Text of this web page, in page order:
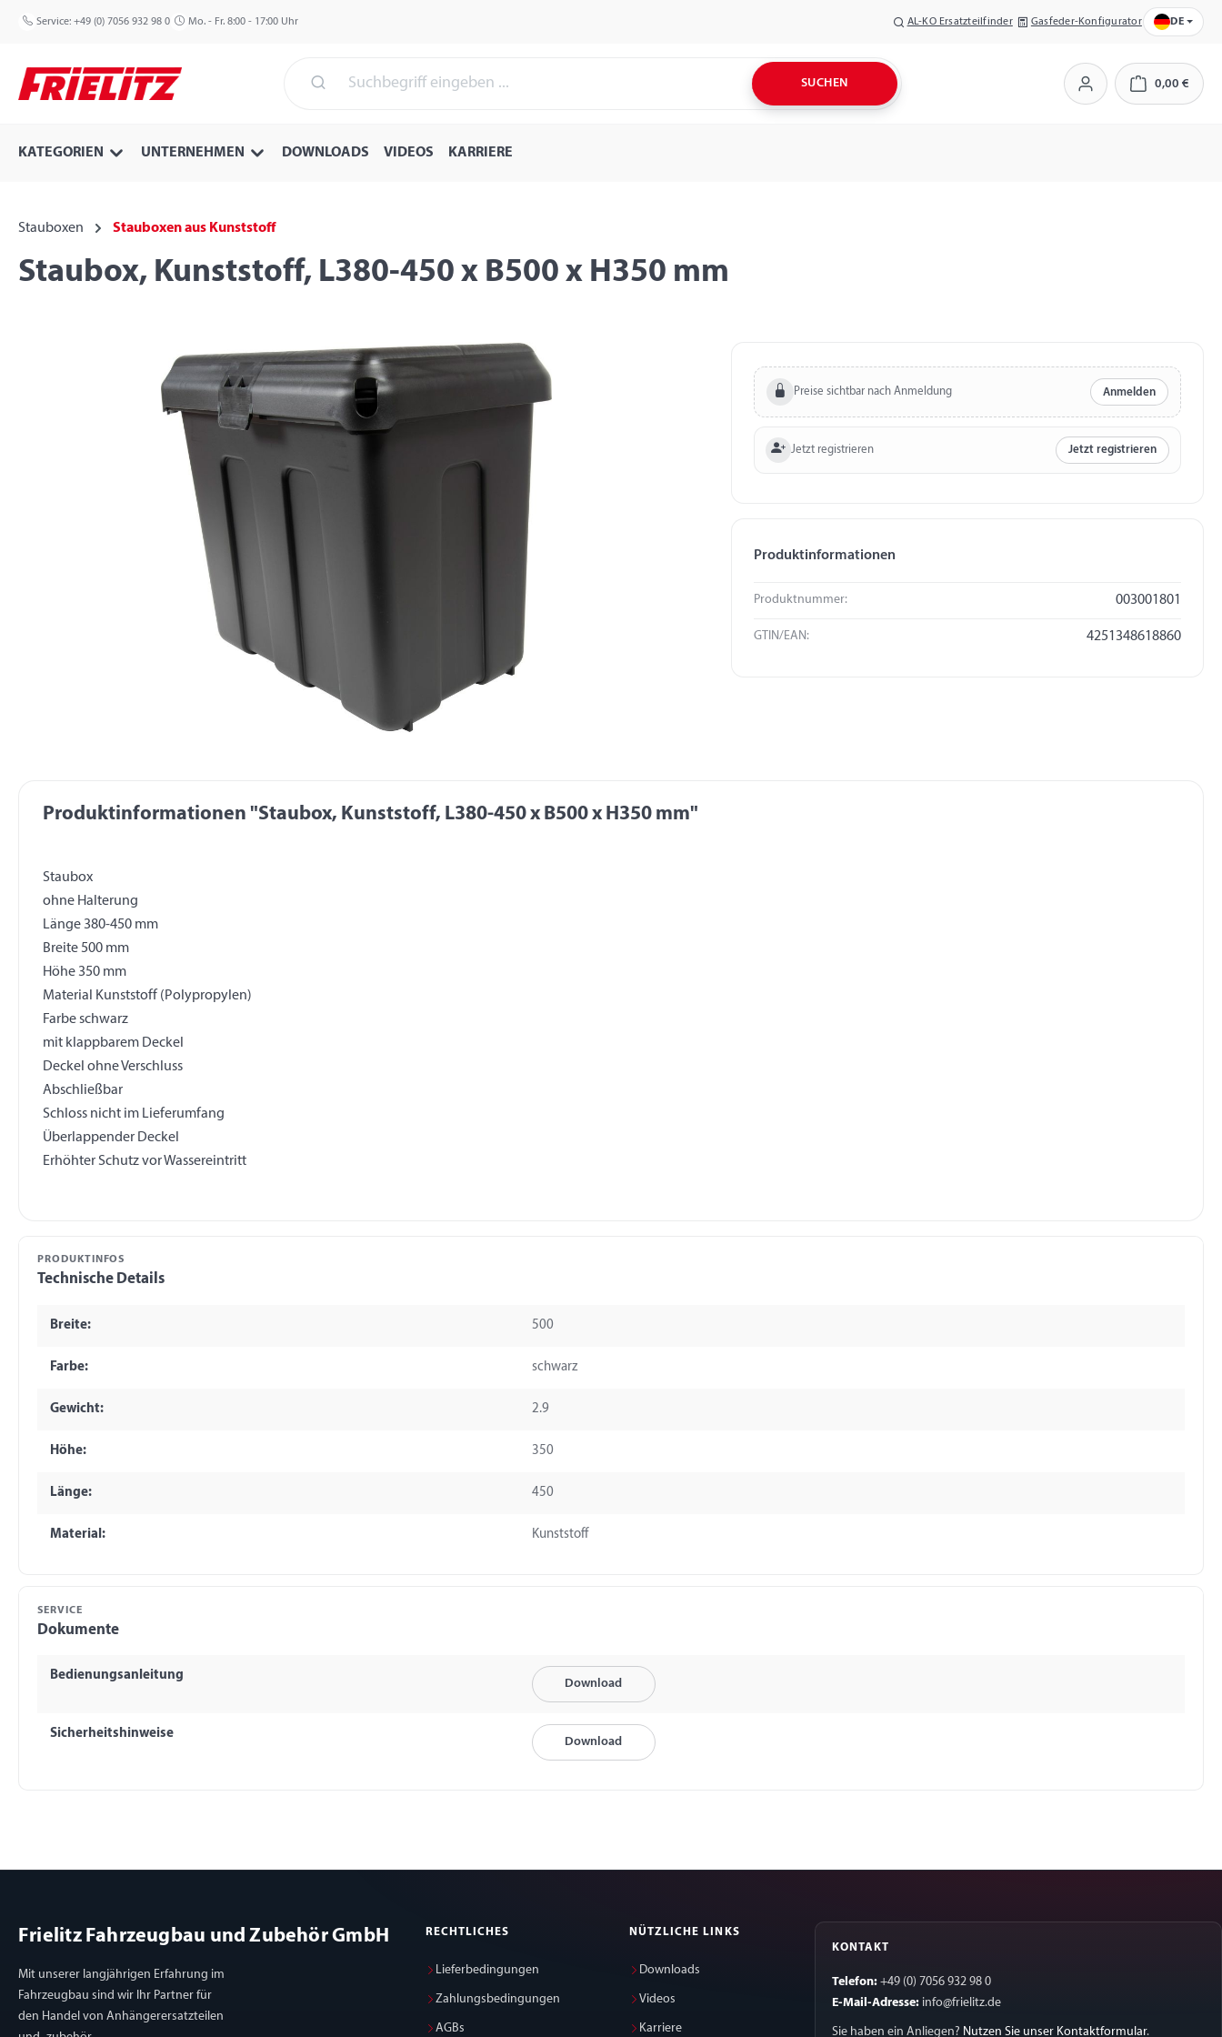
Hauptinhalt springen
Zur Suche springen
Zur Hauptnavigation springen
Service: +49 (0) 7056 932 98 0 Mo. - Fr. 8:00 - 17:00 Uhr AL-KO Ersatzteilfinder Gasfeder-Konfigurator DE
SUCHEN 0,00 €
KATEGORIEN UNTERNEHMEN DOWNLOADS VIDEOS KARRIERE
Stauboxen Stauboxen aus Kunststoff
Staubox, Kunststoff, L380-450 x B500 x H350 mm
Preise sichtbar nach Anmeldung Anmelden
Jetzt registrieren Jetzt registrieren
Produktinformationen
Produktnummer: 003001801
GTIN/EAN: 4251348618860
Produktinformationen "Staubox, Kunststoff, L380-450 x B500 x H350 mm"
Staubox
ohne Halterung
Länge 380-450 mm
Breite 500 mm
Höhe 350 mm
Material Kunststoff (Polypropylen)
Farbe schwarz
mit klappbarem Deckel
Deckel ohne Verschluss
Abschließbar
Schloss nicht im Lieferumfang
Überlappender Deckel
Erhöhter Schutz vor Wassereintritt
PRODUKTINFOS
Technische Details
Breite: 500
Farbe: schwarz
Gewicht: 2.9
Höhe: 350
Länge: 450
Material: Kunststoff
SERVICE
Dokumente
Bedienungsanleitung
Download
Sicherheitshinweise
Download
Frielitz Fahrzeugbau und Zubehör GmbH
Mit unserer langjährigen Erfahrung im
Fahrzeugbau sind wir Ihr Partner für
den Handel von Anhängerersatzteilen
RECHTLICHES
Lieferbedingungen
Zahlungsbedingungen
AGBs
NÜTZLICHE LINKS
Downloads
Videos
Karriere
KONTAKT
Telefon: +49 (0) 7056 932 98 0
E-Mail-Adresse: info@frielitz.de
Sie haben ein Anliegen? Nutzen Sie unser Kontaktformular.